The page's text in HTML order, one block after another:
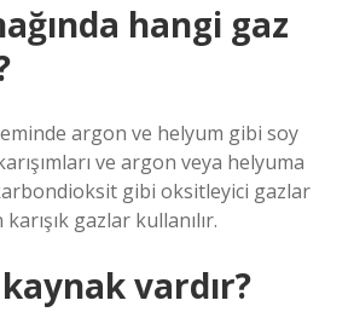
hangi gaz
argon ve helyum gibi soy
ve argon veya helyuma
gibi oksitleyici gazlar
gazlar kullanılır.
vardır?